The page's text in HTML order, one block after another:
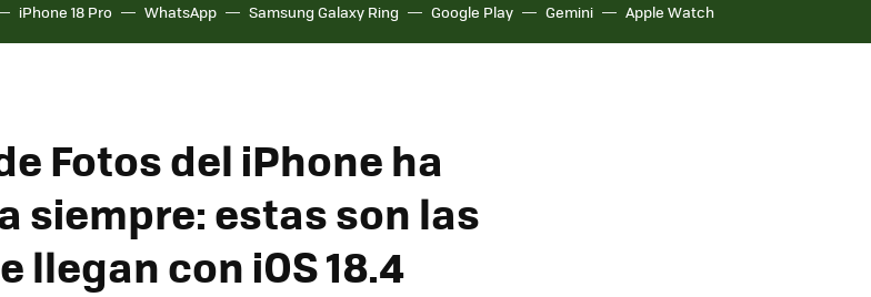
iPhone 18 Pro WhatsApp Samsung Galaxy Ring Google Play Gemini Apple Watch
Fotos del iPhone ha
siempre: estas son las
llegan con iOS 18.4